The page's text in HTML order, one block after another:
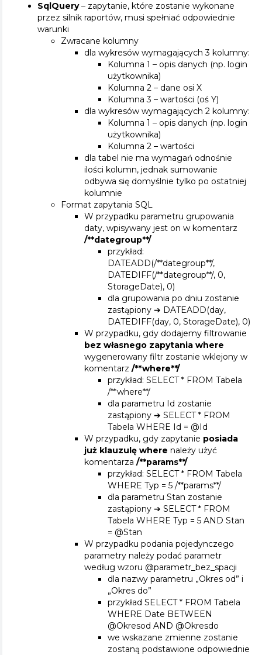
SqlQuery– zapytanie, które zostanie wykonane
przez silnik raportów, musi spełniać odpowiednie
warunki
Zwracane kolumny
dla wykresów wymagających 3 kolumny:
Kolumna 1 – opis danych (np. login
użytkownika)
Kolumna 2 – dane osi X
Kolumna 3 – wartości (oś Y)
dla wykresów wymagających 2 kolumny:
Kolumna 1 – opis danych (np. login
użytkownika)
Kolumna 2 – wartości
dla tabel nie ma wymagań odnośnie
ilości kolumn, jednak sumowanie
odbywa się domyślnie tylko po ostatniej
kolumnie
Format zapytania SQL
W przypadku parametru grupowania
daty, wpisywany jest on w komentarz
/**dategroup**/
przykład:
DATEADD(/**dategroup**/,
DATEDIFF(/**dategroup**/, 0,
StorageDate), 0)
dla grupowania po dniu zostanie
zastąpiony ➔ DATEADD(day,
DATEDIFF(day, 0, StorageDate), 0)
W przypadku, gdy dodajemy filtrowanie
bez własnego zapytania where
wygenerowany filtr zostanie wklejony w
komentarz /**where**/
przykład: SELECT * FROM Tabela
/**where**/
dla parametru Id zostanie
zastąpiony ➔ SELECT * FROM
Tabela WHERE Id = @Id
W przypadku, gdy zapytanie posiada
już klauzulę where należy użyć
komentarza /**params**/
przykład: SELECT * FROM Tabela
WHERE Typ = 5 /**params**/
dla parametru Stan zostanie
zastąpiony ➔ SELECT * FROM
Tabela WHERE Typ = 5 AND Stan
= @Stan
W przypadku podania pojedynczego
parametry należy podać parametr
według wzoru @parametr_bez_spacji
dla nazwy parametru „Okres od” i
„Okres do”
przykład SELECT * FROM Tabela
WHERE Date BETWEEN
@Okresod AND @Okresdo
we wskazane zmienne zostanie
zostaną podstawione odpowiednie